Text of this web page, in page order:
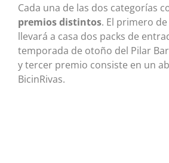
Cada una de las dos categorías
premios distintos. El primero
llevará a casa dos packs de
temporada de otoño del Pilar
y tercer premio consiste en un
BicinRivas.